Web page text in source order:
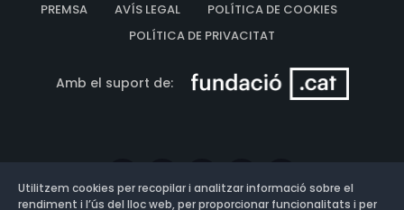
PREMSA
AVÍS LEGAL
POLÍTICA DE COOKIES
POLÍTICA DE PRIVACITAT
Amb el suport de:
Utilitzem cookies per recopilar i analitzar informació sobre el
rendiment i l’ús del lloc web, per proporcionar funcionalitats i per